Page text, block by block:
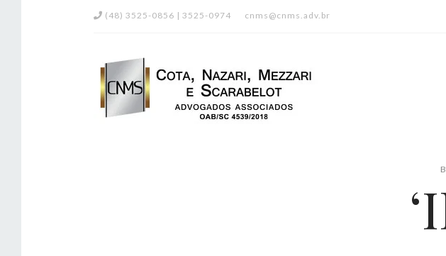
(48) 3525-0856 | 3525-0974 cnms@cnms.adv.br